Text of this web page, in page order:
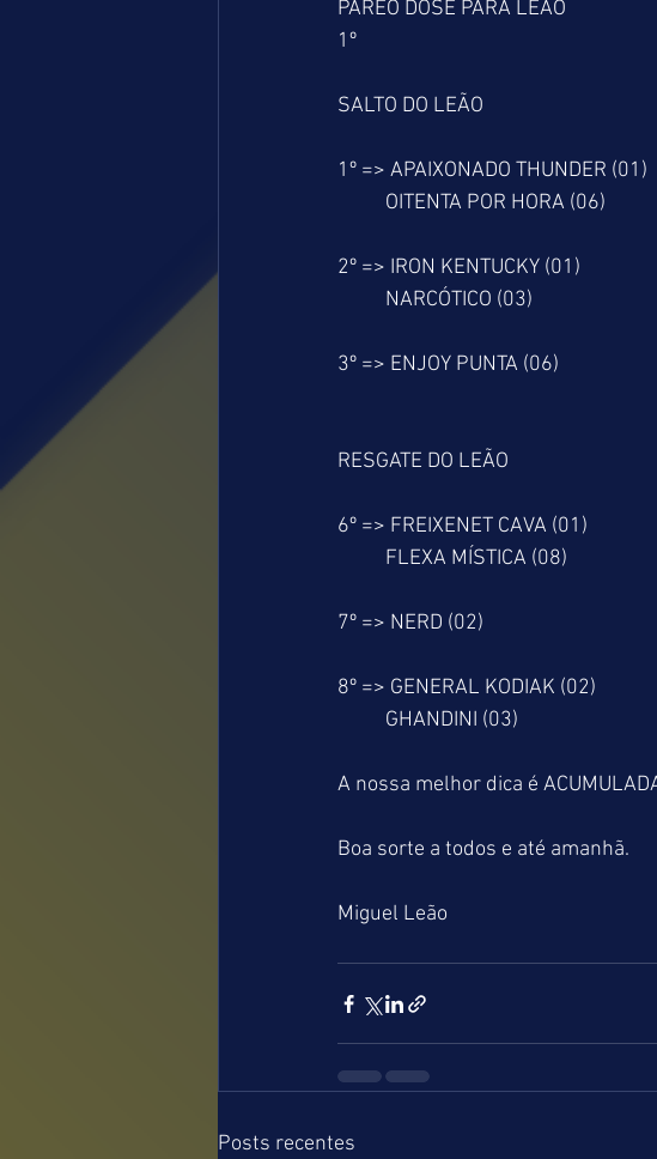
PÁREO DOSE PARA LEÃO
1º
SALTO DO LEÃO
1º => APAIXONADO THUNDER (01)
          OITENTA POR HORA (06)
2º => IRON KENTUCKY (01)
          NARCÓTICO (03)
3º => ENJOY PUNTA (06)
RESGATE DO LEÃO
6º => FREIXENET CAVA (01)
          FLEXA MÍSTICA (08)
7º => NERD (02)
8º => GENERAL KODIAK (02)
          GHANDINI (03)
A nossa melhor dica é
Boa sorte a todos e até amanhã.
Miguel Leão
Posts recentes